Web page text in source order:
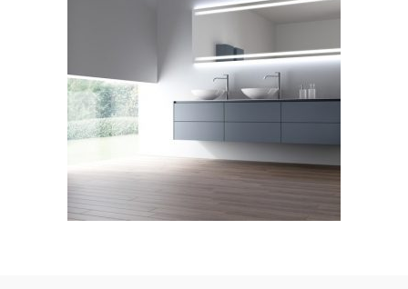
Antonio Lupi, collezione,
modello Piana
LEGGI TUTTO